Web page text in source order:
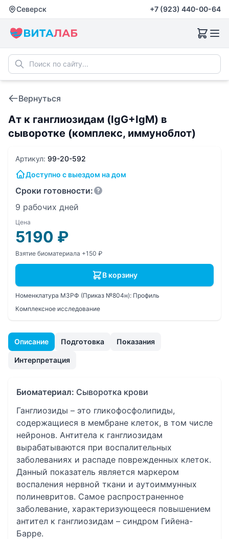
Северск +7 (923) 440-00-64
Вернуться
Ат к ганглиозидам (IgG+IgM) в
сыворотке (комплекс, иммуноблот)
Описание Подготовка Показания
Интерпретация
Биоматериал: Сыворотка крови
Ганглиозиды – это гликофосфолипиды,
содержащиеся в мембране клеток, в том числе
нейронов. Антитела к ганглиозидам
вырабатываются при воспалительных
заболеваниях и распаде поврежденных клеток.
Данный показатель является маркером
воспаления нервной ткани и аутоиммунных
полиневритов. Самое распространенное
заболевание, характеризующееся повышением
антител к ганглиозидам – синдром Гийена-
Барре.
Артикул: 99-20-592
Доступно с выездом на дом
Сроки готовности:
9 рабочих дней
Цена
5190 ₽
Взятие биоматериала +150 ₽
В корзину
Номенклатура МЗРФ (Приказ №804н): Профиль
Комплексное исследование